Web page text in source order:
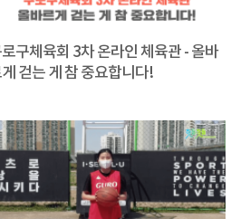
구체육회 3차 온라인 체육관 - 올바
걷는 게 참 중요합니다!